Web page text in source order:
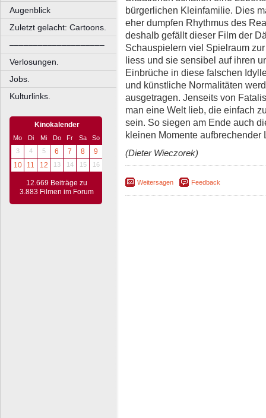
Augenblick
Zuletzt gelacht: Cartoons.
––––––––––––––––––––
Verlosungen.
Jobs.
Kulturlinks.
Kinokalender
Mo Di Mi Do Fr Sa
So
3
4 5 6 7 8
9
10
11 12 13 14 15 16
12.669 Beiträge zu
3.883 Filmen im Forum
bürgerlichen Kleinfamilie. Dies
eher dumpfen Rhythmus des
deshalb gefällt dieser Film der
Schauspielern viel Spielraum
liess und sie sensibel auf ihren
Einbrüche in diese falschen
und künstliche Normalitäten
ausgetragen. Jenseits von
man eine Welt lieb, die einfach
sein. So siegen am Ende auch
kleinen Momente aufbrechender
(Dieter Wieczorek)
Weitersagen Feedback